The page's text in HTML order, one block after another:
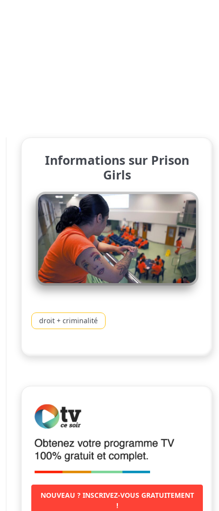
Informations sur Prison
Girls
droit + criminalité
NOUVEAU ? INSCRIVEZ-VOUS GRATUITEMENT
!